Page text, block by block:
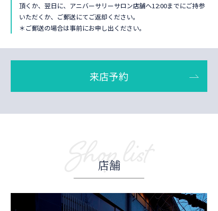
頂くか、翌日に、アニバーサリーサロン店舗へ12:00までにご持参
いただくか、ご郵送にてご返却ください。
＊ご郵送の場合は事前にお申し出ください。
来店予約
Shop list
店舗